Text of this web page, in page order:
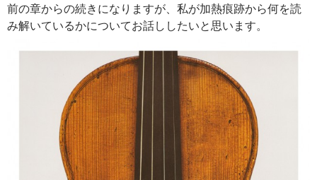
前の章からの続きになりますが、私が加熱痕跡から何を読
み解いているかについてお話ししたいと思います。